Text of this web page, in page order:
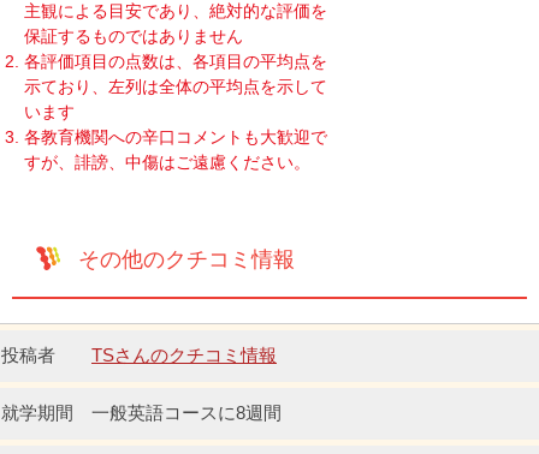
主観による目安であり、絶対的な評価を
保証するものではありません
各評価項目の点数は、各項目の平均点を
示ており、左列は全体の平均点を示して
います
各教育機関への辛口コメントも大歓迎で
すが、誹謗、中傷はご遠慮ください。
その他のクチコミ情報
TSさんのクチコミ情報
一般英語コースに8週間